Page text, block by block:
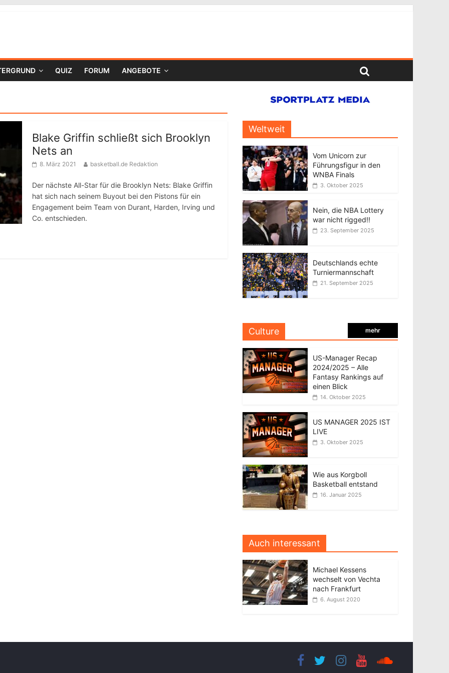
QUIZ FORUM ANGEBOTE
Blake Griffin schließt sich Brooklyn
Nets an
8. März 2021 basketball.de Redaktion
Der nächste All-Star für die Brooklyn Nets: Blake Griffin
hat sich nach seinem Buyout bei den Pistons für ein
Engagement beim Team von Durant, Harden, Irving und
Co. entschieden.
Weltweit
Vom Unicorn zur
Führungsfigur in den
WNBA Finals
3. Oktober 2025
Nein, die NBA Lottery
war nicht rigged!!
23. September 2025
Deutschlands echte
Turniermannschaft
21. September 2025
Culture mehr
US-Manager Recap
2024/2025 – Alle
Fantasy Rankings auf
einen Blick
14. Oktober 2025
US MANAGER 2025 IST
LIVE
3. Oktober 2025
Wie aus Korgboll
Basketball entstand
16. Januar 2025
Auch interessant
Michael Kessens
wechselt von Vechta
nach Frankfurt
6. August 2020